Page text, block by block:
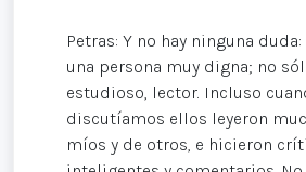
Petras: Y no hay ninguna
una persona muy digna; no
estudioso, lector. Incluso
discutíamos ellos leyeron
míos y de otros, e hicieron